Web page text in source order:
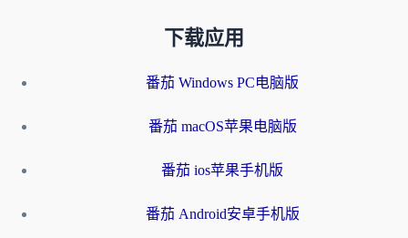
下载应用
番茄 Windows PC电脑版
番茄 macOS苹果电脑版
番茄 ios苹果手机版
番茄 Android安卓手机版